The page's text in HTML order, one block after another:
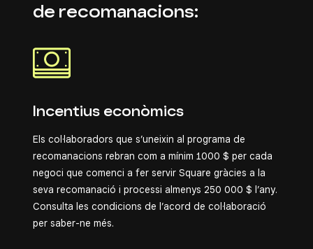
de recomanacions:
Incentius econòmics
Els col·laboradors que s’uneixin al programa de
recomanacions rebran com a mínim 1000 $ per cada
negoci que comenci a fer servir Square gràcies a la
seva recomanació i processi almenys 250 000 $ l’any.
Consulta les condicions de l’acord de col·laboració
per saber-ne més.